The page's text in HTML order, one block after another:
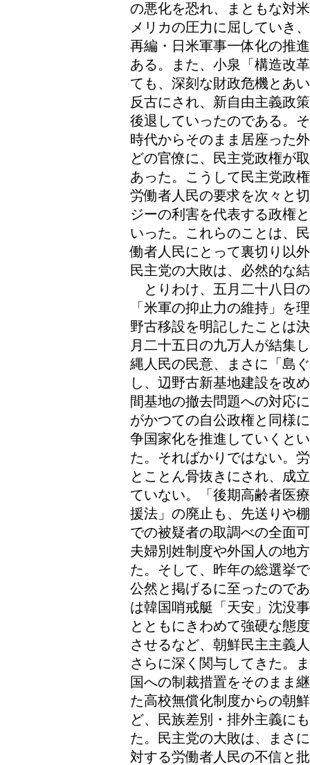
の悪化を恐れ、まともな対
メリカの圧力に屈していき
再編・日米軍事一体化の推
ある。また、小泉「構造改
ても、深刻な財政危機とあ
反古にされ、新自由主義政
後退していったのである。
時代からそのまま居座った
どの官僚に、民主党政権が
あった。こうして民主党政
労働者人民の要求を次々と
ジーの利害を代表する政権
いった。これらのことは、
働者人民にとって裏切り以
民主党の大敗は、必然的な
とりわけ、五月二十八日
「米軍の抑止力の維持」を
野古移設を明記したことは
月二十五日の九万人が結集
縄人民の民意、まさに「島
し、辺野古新基地建設を改
間基地の撤去問題への対応
がかつての自公政権と同様
争国家化を推進していくと
た。そればかりではない。
とことん骨抜きにされ、成
ていない。「後期高齢者医
援法」の廃止も、先送りや
での被疑者の取調べの全面
夫婦別姓制度や外国人の地
た。そして、昨年の総選挙
公然と掲げるに至ったので
は韓国哨戒艇「天安」沈没
とともにきわめて強硬な態
させるなど、朝鮮民主主義
さらに深く関与してきた。
国への制裁措置をそのまま
た高校無償化制度からの朝
ど、民族差別・排外主義に
た。民主党の大敗は、まさ
対する労働者人民の不信と